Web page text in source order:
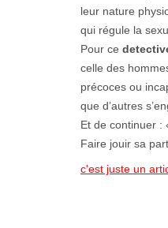
leur nature
qui régule la
Pour ce
celle des
précoces ou
que d’autres
Et de continuer :
Faire jouir sa
c'est juste un